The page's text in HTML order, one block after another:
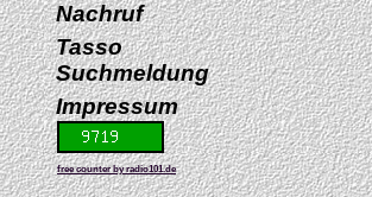
Nachruf
Tasso
Suchmeldung
Impressum
free counter by radio101.de